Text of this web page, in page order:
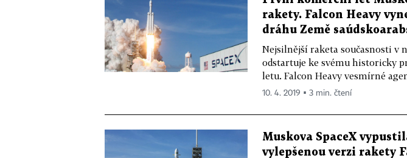
rakety. Falcon Heavy
dráhu Země
Nejsilnější raketa současnosti v
odstartuje ke svému historicky
letu. Falcon Heavy vesmírné
10. 4. 2019 ▪ 3 min. čtení
Muskova SpaceX
vylepšenou verzi rakety